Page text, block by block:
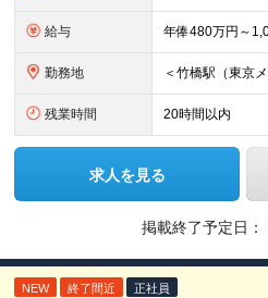
給与
勤務地
残業時間 20時間以内
求人を見る
掲載終了予定日：
NEW 終了間近 正社員